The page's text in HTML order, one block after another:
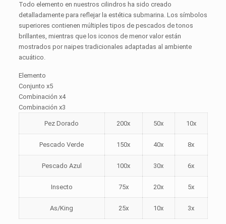
Todo elemento en nuestros cilindros ha sido creado
detalladamente para reflejar la estética submarina. Los símbolos
superiores contienen múltiples tipos de pescados de tonos
brillantes, mientras que los iconos de menor valor están
mostrados por naipes tradicionales adaptadas al ambiente
acuático.
Elemento
Conjunto x5
Combinación x4
Combinación x3
Pez Dorado 200x 50x 10x
Pescado Verde 150x 40x 8x
Pescado Azul 100x 30x 6x
Insecto 75x 20x 5x
As/King 25x 10x 3x